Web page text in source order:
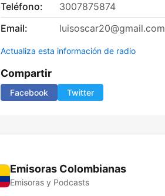
Teléfono:
3007875874
Email:
luisoscar20@gmail.com
Actualiza esta información de radio
Compartir
Facebook Twitter
Emisoras Colombianas
Emisoras y Podcasts